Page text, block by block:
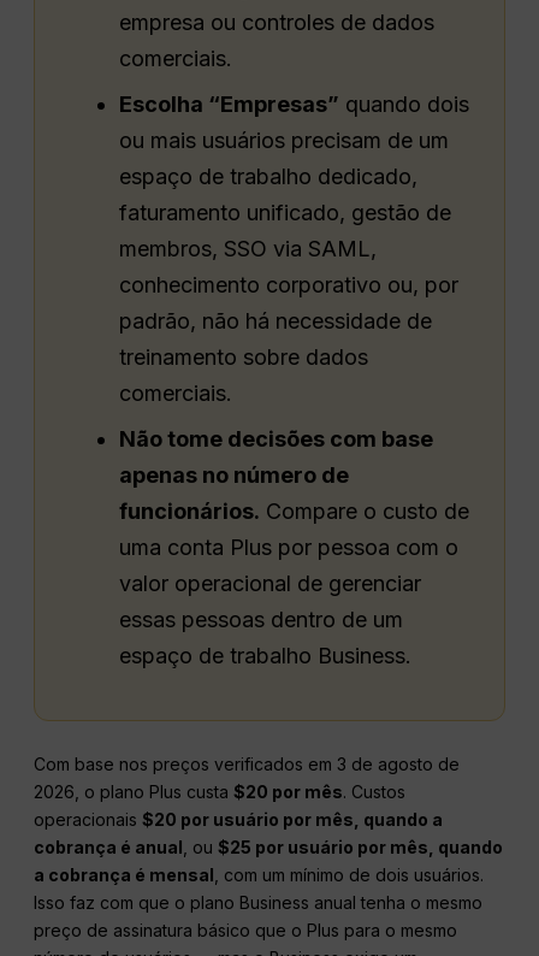
empresa ou controles de dados
comerciais.
Escolha “Empresas” quando dois
ou mais usuários precisam de um
espaço de trabalho dedicado,
faturamento unificado, gestão de
membros, SSO via SAML,
conhecimento corporativo ou, por
padrão, não há necessidade de
treinamento sobre dados
comerciais.
Não tome decisões com base
apenas no número de
funcionários. Compare o custo de
uma conta Plus por pessoa com o
valor operacional de gerenciar
essas pessoas dentro de um
espaço de trabalho Business.
Com base nos preços verificados em 3 de agosto de
2026, o plano Plus custa$20 por mês. Custos
operacionais$20 por usuário por mês, quando a
cobrança é anual , ou$25 por usuário por mês, quando
a cobrança é mensal , com um mínimo de dois usuários.
Isso faz com que o plano Business anual tenha o mesmo
preço de assinatura básico que o Plus para o mesmo